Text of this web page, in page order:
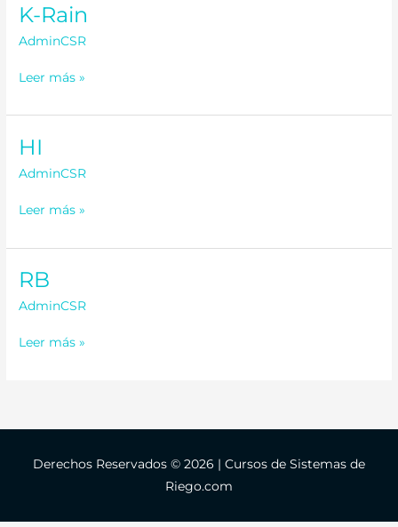
K-Rain
AdminCSR
K-
Leer más »
HI
AdminCSR
HI
Leer más »
RB
AdminCSR
RB
Leer más »
Derechos Reservados © 2026 | Cursos de Sistemas de
Riego.com